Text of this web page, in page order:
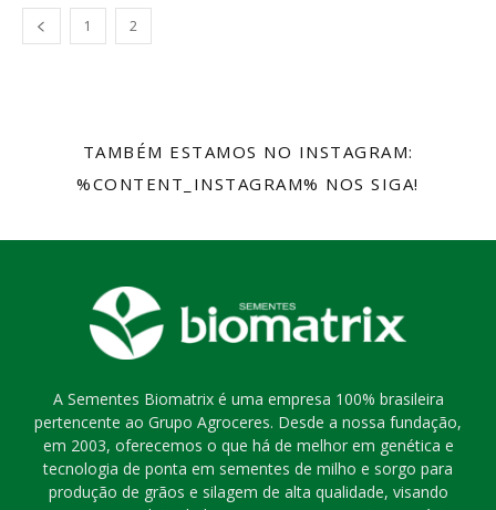
1 2
TAMBÉM ESTAMOS NO INSTAGRAM:
%CONTENT_INSTAGRAM% NOS SIGA!
A Sementes Biomatrix é uma empresa 100% brasileira
pertencente ao Grupo Agroceres. Desde a nossa fundação,
em 2003, oferecemos o que há de melhor em genética e
tecnologia de ponta em sementes de milho e sorgo para
produção de grãos e silagem de alta qualidade, visando